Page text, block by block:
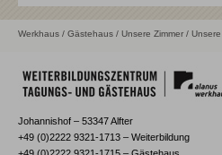
Werkhaus / Gästehaus / Unsere Zimmer /
Johannishof – 53347 Alfter
+49 (0)2222 9321-1713 – Weiterbildung